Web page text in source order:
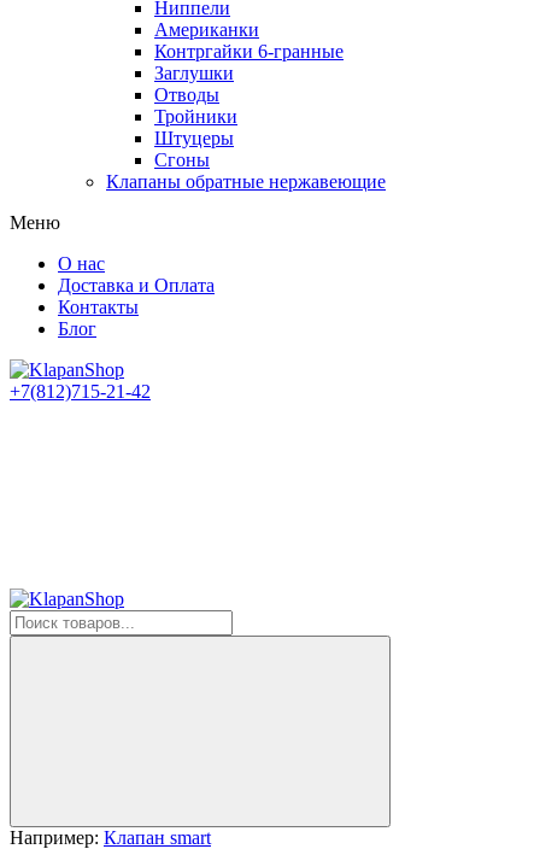
Ниппели
Американки
Контргайки 6-гранные
Заглушки
Отводы
Тройники
Штуцеры
Сгоны
Клапаны обратные нержавеющие
Меню
О нас
Доставка и Оплата
Контакты
Блог
+7(812)715-21-42
Например: Клапан smart